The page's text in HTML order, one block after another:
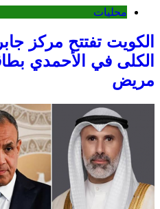
محليات
الكويت تفتتح مركز
مريض